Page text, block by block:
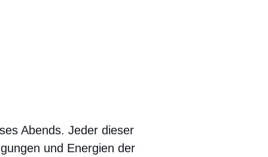
Abends. Jeder dieser
und Energien der